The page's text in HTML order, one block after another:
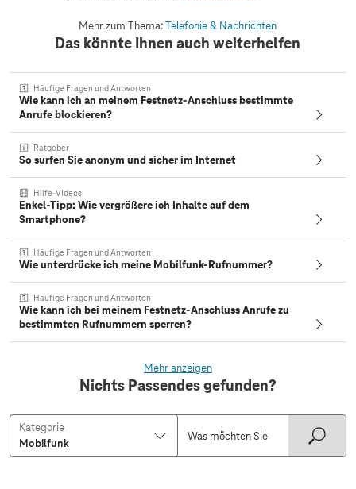
Mehr zum Thema:Telefonie & Nachrichten
Das könnte Ihnen auch weiterhelfen
Häufige Fragen und Antworten
Wie kann ich an meinem Festnetz-Anschluss bestimmte
Anrufe blockieren?
Ratgeber
So surfen Sie anonym und sicher im Internet
Hilfe-Videos
Enkel-Tipp: Wie vergrößere ich Inhalte auf dem
Smartphone?
Häufige Fragen und Antworten
Wie unterdrücke ich meine Mobilfunk-Rufnummer?
Häufige Fragen und Antworten
Wie kann ich bei meinem Festnetz-Anschluss Anrufe zu
bestimmten Rufnummern sperren?
Mehr anzeigen
Nichts Passendes gefunden?
Kategorie